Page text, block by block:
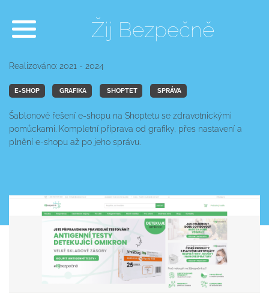
Žij Bezpečně
Realizováno: 2021 - 2024
E-SHOP GRAFIKA SHOPTET SPRÁVA
Šablonové řešení e-shopu na Shoptetu se zdravotnickými
pomůckami. Kompletní příprava od grafiky, přes nastavení a
plnění e-shopu až po jeho správu.